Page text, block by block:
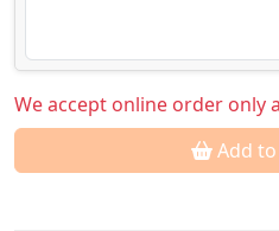
We accept online order only
Add to